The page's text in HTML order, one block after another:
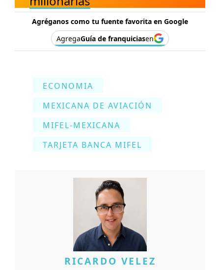
Agréganos como tu fuente favorita en Google
AgregaGuía de franquiciasen
ECONOMIA
MEXICANA DE AVIACIÓN
MIFEL-MEXICANA
TARJETA BANCA MIFEL
RICARDO VELEZ